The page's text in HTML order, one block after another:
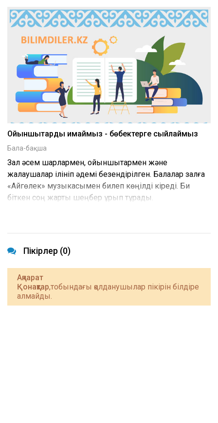
Ойыншықтарды қимаймыз - бөбектерге сыйлаймыз
Бала-бақша
Зал әсем шарлармен, ойыншықтармен және
жалаушалар ілініп әдемі безендірілген. Балалар залға
«Айгөлек» музыкасымен билеп көңілді кіреді. Би
біткен соң жарты шеңбер құрып тұрады.
Пікірлер (0)
Ақпарат
Қонақтар,тобындағы қолданушылар пікірін білдіре
алмайды.